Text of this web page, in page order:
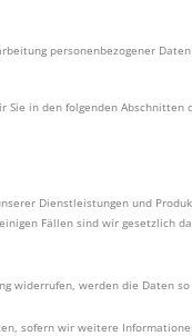
personenbezogener
Sie in den folgenden Abschnitten
Dienstleistungen und
Fällen sind wir gesetzlich
widerrufen, werden die Daten
sofern wir weitere